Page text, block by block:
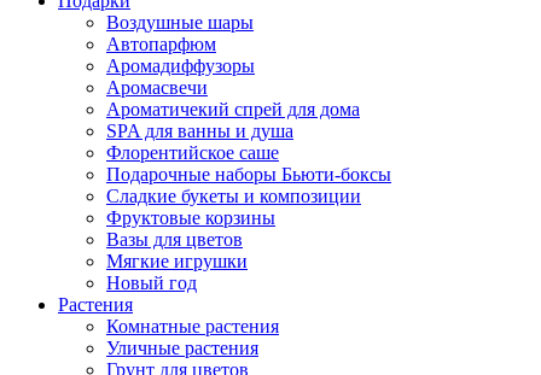
Воздушные шары
Автопарфюм
Аромадиффузоры
Аромасвечи
Ароматичекий спрей для дома
SPA для ванны и душа
Флорентийское саше
Подарочные наборы Бьюти-боксы
Сладкие букеты и композиции
Фруктовые корзины
Вазы для цветов
Мягкие игрушки
Новый год
Растения
Комнатные растения
Уличные растения
Грунт для цветов